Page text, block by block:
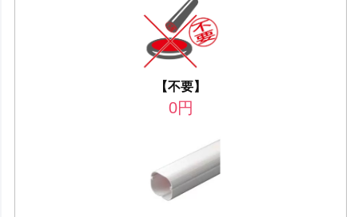
【不要】
0円